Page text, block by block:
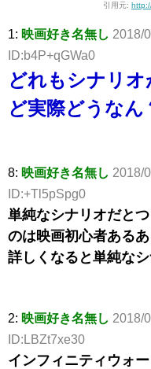
引用元:
1: 映画好き名無し 2018/
ID:b4P+qGWa0
どれもシナリ
ど実際どうなん
8: 映画好き名無し 2018/
ID:+Tl5pSpg0
単純なシナリオだと
のは映画初心者ある
詳しくなると単純な
2: 映画好き名無し 2018/
ID:LBZt7xe30
インフィニティウォー